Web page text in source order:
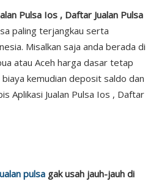
Pulsa Ios , Daftar Jualan Pulsa
paling terjangkau serta
Misalkan saja anda berada di
atau Aceh harga dasar tetap
kemudian deposit saldo dan
Aplikasi Jualan Pulsa Ios , Daftar
pulsa gak usah jauh-jauh di